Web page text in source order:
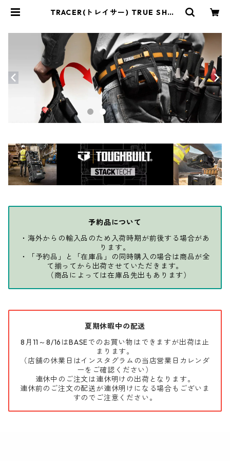
TRACER(トレイサー) TRUE SHOT
予約品について
・海外からの輸入品のため入荷時期が前後する場合があ
ります。
・「予約品」と「在庫品」の同時購入の場合は商品が全
て揃ってから出荷させていただきます。
（商品によっては在庫品先出もあります）
夏期休暇中の配送
8月11～8/16はBASEでのお買い物はできますが出荷は止
まります。
（店舗の休業日はインスタグラムの当店営業日カレンダ
ーをご確認ください）
連休中のご注文は連休明けの出荷となります。
連休前のご注文の配送が連休明けになる場合もございま
すのでご注意ください。